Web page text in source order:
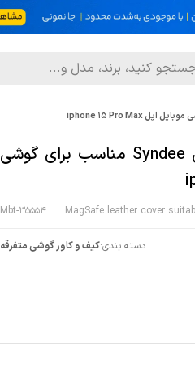
کاور مگ سیف طرح چرم مدل Syndee مناسب برای گوشی
MagSafe leather cover
Mbt-35554
دسته بندی:کیف و کاور گوشی متفرقه